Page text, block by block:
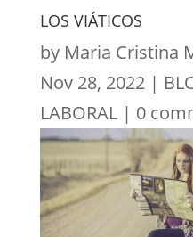
LOS VIÁTICOS
by Maria Cristina
Nov 28, 2022|
LABORAL| 0